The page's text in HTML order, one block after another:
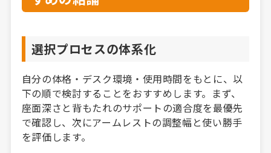
選択プロセスの体系化
自分の体格・デスク環境・使用時間をもとに、以
下の順で検討することをおすすめします。まず、
座面深さと背もたれのサポートの適合度を最優先
で確認し、次にアームレストの調整幅と使い勝手
を評価します。